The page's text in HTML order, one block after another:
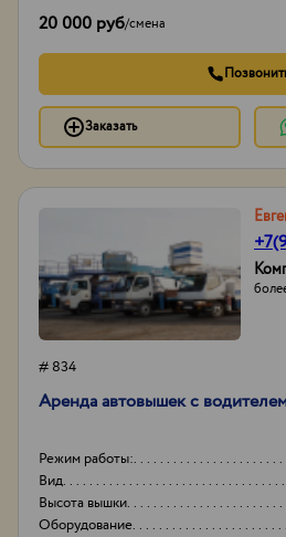
20 000 руб/смена
Заказать
# 834
Аренда автовышек с
Режим работы:
Вид
Высота вышки
Оборудование